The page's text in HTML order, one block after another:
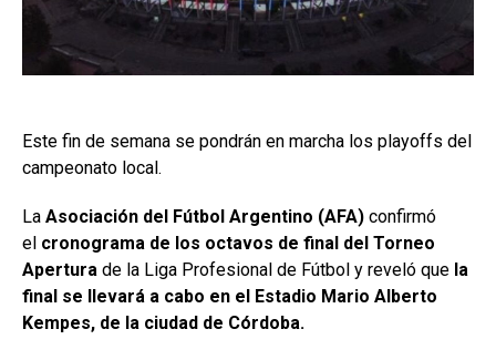
Este fin de semana se pondrán en marcha los playoffs del
campeonato local.
La Asociación del Fútbol Argentino (AFA) confirmó
el cronograma de los octavos de final del Torneo
Apertura de la Liga Profesional de Fútbol y reveló que la
final se llevará a cabo en el Estadio Mario Alberto
Kempes, de la ciudad de Córdoba.